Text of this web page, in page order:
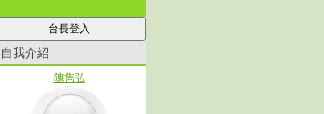
自我介紹
陳雋弘